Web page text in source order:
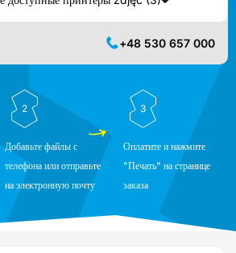
+48 530 657 000
2
Добавьте файлы с
телефона или отправьте
на электронную почту
3
Оплатите и нажмите
"Печать" на странице
заказа